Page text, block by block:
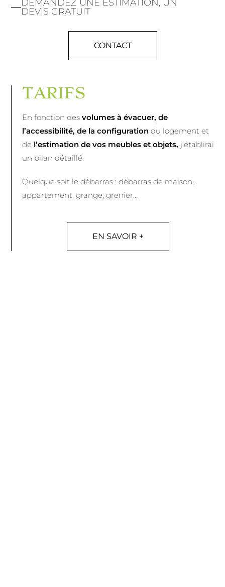
DEMANDEZ UNE ESTIMATION, UN
DEVIS GRATUIT
CONTACT
TARIFS
En fonction des volumes à évacuer, de
l’accessibilité, de la configurationdu logement et
de l’estimation de vos meubles et objets, j’établirai
un bilan détaillé.
Quelque soit le débarras : débarras de maison,
appartement, grange, grenier…
EN SAVOIR +